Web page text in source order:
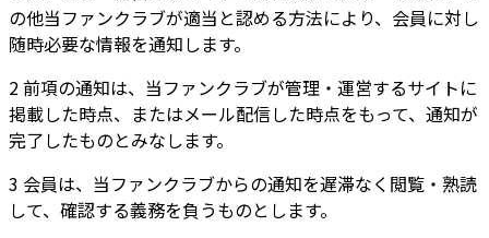
の他当ファンクラブが適当と認める方法により、会員に対し
随時必要な情報を通知します。
2 前項の通知は、当ファンクラブが管理・運営するサイトに
掲載した時点、またはメール配信した時点をもって、通知が
完了したものとみなします。
3 会員は、当ファンクラブからの通知を遅滞なく閲覧・熟読
して、確認する義務を負うものとします。